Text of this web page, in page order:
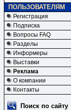
ПОЛЬЗОВАТЕЛЯМ
Регистрация
Подписка
Вопросы FAQ
Разделы
Информеры
Выставки
Реклама
О компании
Контакты
Поиск по сайту